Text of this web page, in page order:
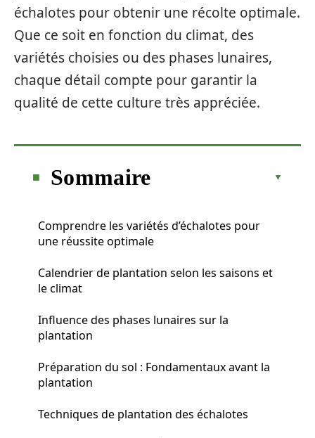
échalotes pour obtenir une récolte optimale.
Que ce soit en fonction du climat, des
variétés choisies ou des phases lunaires,
chaque détail compte pour garantir la
qualité de cette culture très appréciée.
Sommaire
Comprendre les variétés d’échalotes pour
une réussite optimale
Calendrier de plantation selon les saisons et
le climat
Influence des phases lunaires sur la
plantation
Préparation du sol : Fondamentaux avant la
plantation
Techniques de plantation des échalotes